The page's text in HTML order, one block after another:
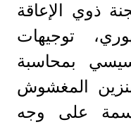
ذوي الإعاقة
توجيهات
بمحاسبة
المغشوش
على وجه